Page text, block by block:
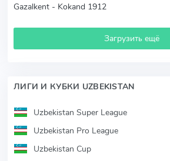
Gazalkent - Kokand 1912
Загрузить ещё
ЛИГИ И КУБКИ UZBEKISTAN
Uzbekistan Super League
Uzbekistan Pro League
Uzbekistan Cup